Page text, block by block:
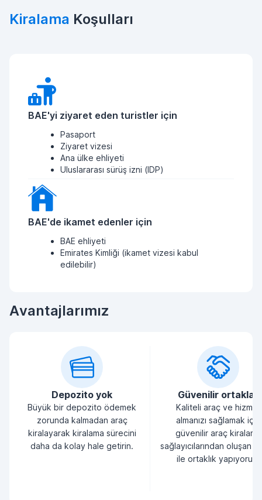
Kiralama Koşulları
BAE'yi ziyaret eden turistler için
Pasaport
Ziyaret vizesi
Ana ülke ehliyeti
Uluslararası sürüş izni (IDP)
BAE'de ikamet edenler için
BAE ehliyeti
Emirates Kimliği (ikamet vizesi kabul
edilebilir)
Avantajlarımız
Depozito yok
Büyük bir depozito ödemek
zorunda kalmadan araç
kiralayarak kiralama sürecini
daha da kolay hale getirin.
Güvenilir ortaklar
Kaliteli araç ve hizmet
almanızı sağlamak için
güvenilir araç kiralama
sağlayıcılarından oluşan
ile ortaklık yapıyoruz.